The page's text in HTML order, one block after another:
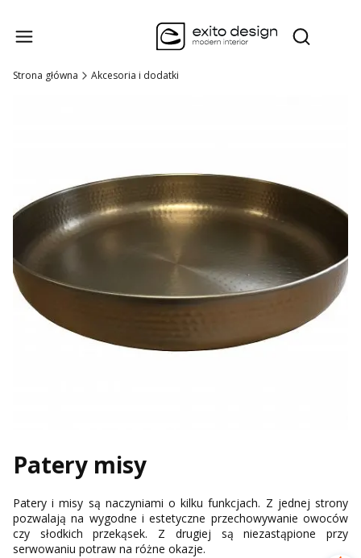
Otwórz
Strona główna Akcesoria i dodatki
Patery misy
Patery i misy są naczyniami o kilku funkcjach. Z jednej strony
pozwalają na wygodne i estetyczne przechowywanie owoców
czy słodkich przekąsek. Z drugiej są niezastąpione przy
serwowaniu potraw na różne okazje.